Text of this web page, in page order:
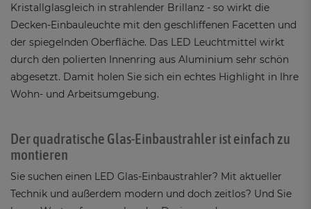
Kristallglasgleich in strahlender Brillanz - so wirkt die
Decken-Einbauleuchte mit den geschliffenen Facetten und
der spiegelnden Oberfläche. Das LED Leuchtmittel wirkt
durch den polierten Innenring aus Aluminium sehr schön
abgesetzt. Damit holen Sie sich ein echtes Highlight in Ihre
Wohn- und Arbeitsumgebung.
Der quadratische Glas-Einbaustrahler ist einfach zu
montieren
Sie suchen einen LED Glas-Einbaustrahler? Mit aktueller
Technik und außerdem modern und doch zeitlos? Und Sie